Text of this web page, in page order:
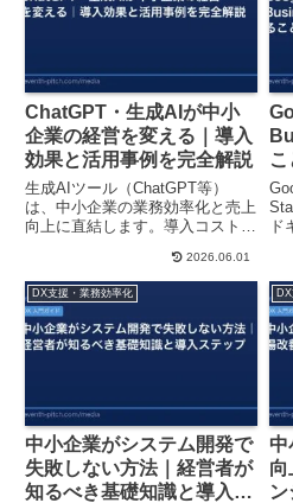
ChatGPT・生成AIが中小
企業の経営を変える｜導入
効果と活用事例を完全解説
生成AIツール（ChatGPT等）
は、中小企業の業務効率化と売上
向上に直結します。導入コスト、
りやすく解説。今すぐ始められる
実践的なガイドです。
2026.06.01
機
ド
を
DX支援・業務効率化
中小企業がシステム開発で
失敗しない方法｜経営者が
知るべき基礎知識と導入ス
中
向